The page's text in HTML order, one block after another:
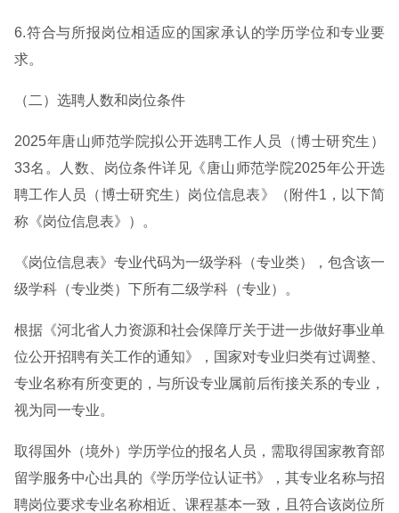
6.符合与所报岗位相适应的国家承认的学历学位和专业要
求。
（二）选聘人数和岗位条件
2025年唐山师范学院拟公开选聘工作人员（博士研究生）
33名。人数、岗位条件详见《唐山师范学院2025年公开选
聘工作人员（博士研究生）岗位信息表》（附件1，以下简
称《岗位信息表》）。
《岗位信息表》专业代码为一级学科（专业类），包含该一
级学科（专业类）下所有二级学科（专业）。
根据《河北省人力资源和社会保障厅关于进一步做好事业单
位公开招聘有关工作的通知》，国家对专业归类有过调整、
专业名称有所变更的，与所设专业属前后衔接关系的专业，
视为同一专业。
取得国外（境外）学历学位的报名人员，需取得国家教育部
留学服务中心出具的《学历学位认证书》，其专业名称与招
聘岗位要求专业名称相近、课程基本一致，且符合该岗位所